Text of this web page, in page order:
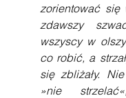
zorientować się
zdawszy
wszyscy w
co robić, a
się zbliżały.
»nie